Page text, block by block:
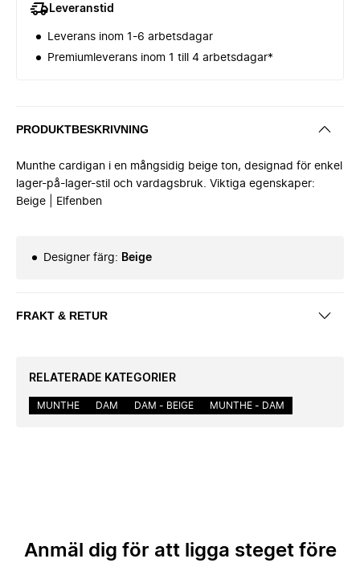
Leveranstid
Leverans inom 1-6 arbetsdagar
Premiumleverans inom 1 till 4 arbetsdagar*
PRODUKTBESKRIVNING
Munthe cardigan i en mångsidig beige ton, designad för enkel
lager-på-lager-stil och vardagsbruk. Viktiga egenskaper:
Beige | Elfenben
Designer färg: Beige
FRAKT & RETUR
RELATERADE KATEGORIER
MUNTHE DAM DAM - BEIGE MUNTHE - DAM
Anmäl dig för att ligga steget före